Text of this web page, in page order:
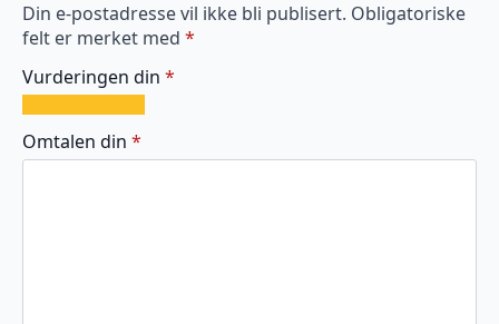
Din e-postadresse vil ikke bli publisert. Obligatoriske
felt er merket med *
Vurderingen din *
av
5
av
5
av
5
av
5
av
5
Omtalen din *